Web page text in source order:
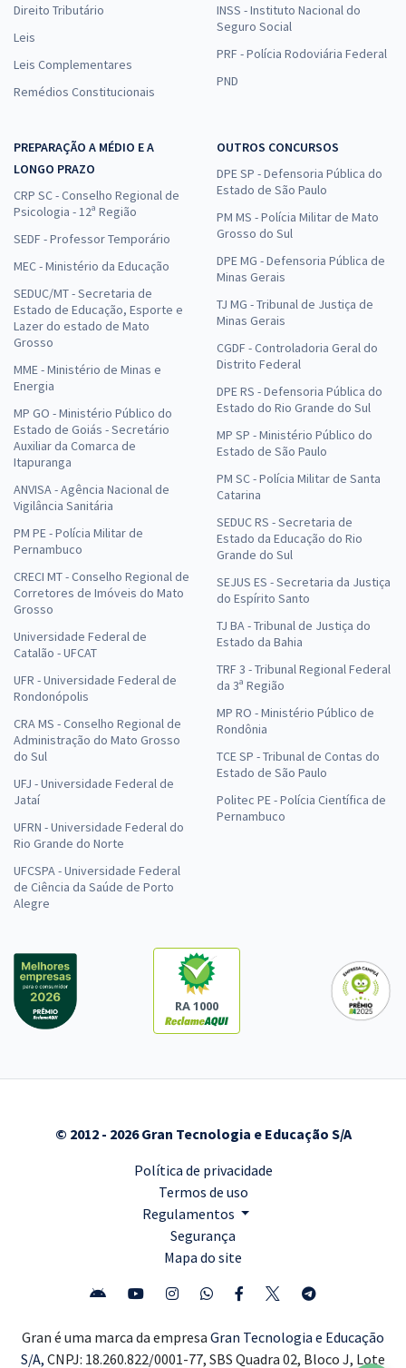
Direito Tributário
Leis
Leis Complementares
Remédios Constitucionais
INSS - Instituto Nacional do
Seguro Social
PRF - Polícia Rodoviária Federal
PND
PREPARAÇÃO A MÉDIO E A
LONGO PRAZO
CRP SC - Conselho Regional de
Psicologia - 12ª Região
SEDF - Professor Temporário
MEC - Ministério da Educação
SEDUC/MT - Secretaria de
Estado de Educação, Esporte e
Lazer do estado de Mato
Grosso
MME - Ministério de Minas e
Energia
MP GO - Ministério Público do
Estado de Goiás - Secretário
Auxiliar da Comarca de
Itapuranga
ANVISA - Agência Nacional de
Vigilância Sanitária
PM PE - Polícia Militar de
Pernambuco
CRECI MT - Conselho Regional de
Corretores de Imóveis do Mato
Grosso
Universidade Federal de
Catalão - UFCAT
UFR - Universidade Federal de
Rondonópolis
CRA MS - Conselho Regional de
Administração do Mato Grosso
do Sul
UFJ - Universidade Federal de
Jataí
UFRN - Universidade Federal do
Rio Grande do Norte
UFCSPA - Universidade Federal
de Ciência da Saúde de Porto
Alegre
OUTROS CONCURSOS
DPE SP - Defensoria Pública do
Estado de São Paulo
PM MS - Polícia Militar de Mato
Grosso do Sul
DPE MG - Defensoria Pública de
Minas Gerais
TJ MG - Tribunal de Justiça de
Minas Gerais
CGDF - Controladoria Geral do
Distrito Federal
DPE RS - Defensoria Pública do
Estado do Rio Grande do Sul
MP SP - Ministério Público do
Estado de São Paulo
PM SC - Polícia Militar de Santa
Catarina
SEDUC RS - Secretaria de
Estado da Educação do Rio
Grande do Sul
SEJUS ES - Secretaria da Justiça
do Espírito Santo
TJ BA - Tribunal de Justiça do
Estado da Bahia
TRF 3 - Tribunal Regional Federal
da 3ª Região
MP RO - Ministério Público de
Rondônia
TCE SP - Tribunal de Contas do
Estado de São Paulo
Politec PE - Polícia Científica de
Pernambuco
RA 1000
© 2012 - 2026 Gran Tecnologia e Educação S/A
Política de privacidade
Termos de uso
Regulamentos
Segurança
Mapa do site
Gran é uma marca da empresa Gran Tecnologia e Educação
S/A, CNPJ: 18.260.822/0001-77, SBS Quadra 02, Bloco J, Lote